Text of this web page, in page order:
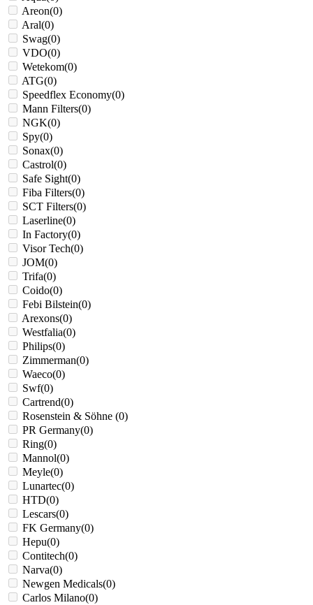
Areon(0)
Aral(0)
Swag(0)
VDO(0)
Wetekom(0)
ATG(0)
Speedflex Economy(0)
Mann Filters(0)
NGK(0)
Spy(0)
Sonax(0)
Castrol(0)
Safe Sight(0)
Fiba Filters(0)
SCT Filters(0)
Laserline(0)
In Factory(0)
Visor Tech(0)
JOM(0)
Trifa(0)
Coido(0)
Febi Bilstein(0)
Arexons(0)
Westfalia(0)
Philips(0)
Zimmerman(0)
Waeco(0)
Swf(0)
Cartrend(0)
Rosenstein & Söhne (0)
PR Germany(0)
Ring(0)
Mannol(0)
Meyle(0)
Lunartec(0)
HTD(0)
Lescars(0)
FK Germany(0)
Hepu(0)
Contitech(0)
Narva(0)
Newgen Medicals(0)
Carlos Milano(0)